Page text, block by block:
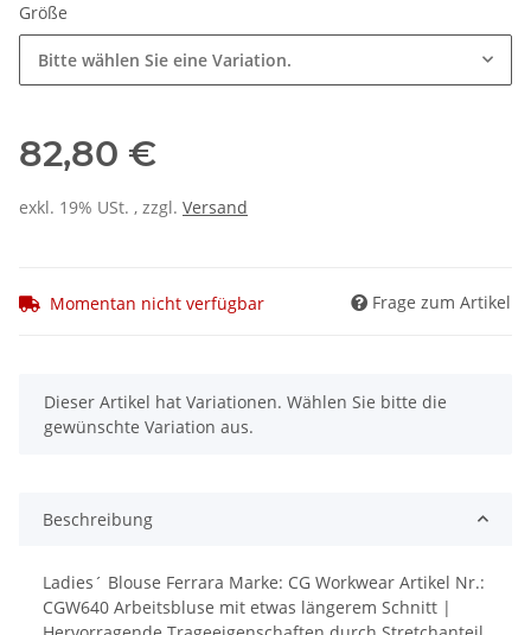
Größe
Bitte wählen Sie eine Variation.
82,80 €
exkl. 19% USt. , zzgl. Versand
Momentan nicht verfügbar Frage zum Artikel
x
Dieser Artikel hat Variationen. Wählen Sie bitte die
gewünschte Variation aus.
Beschreibung
Ladies´ Blouse Ferrara Marke: CG Workwear Artikel Nr.:
CGW640 Arbeitsbluse mit etwas längerem Schnitt |